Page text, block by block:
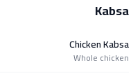
Kabsa
Chicken Kabsa
Whole chicken